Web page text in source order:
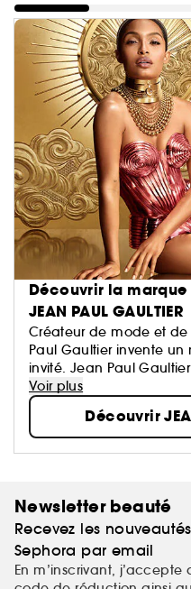
Découvrir la marque
JEAN PAUL GAULTIER
Créateur de mode et de
Paul Gaultier invente
invité. Jean Paul
diversité et du mélange
réjouissants de son
Voir plus
Découvrir
Newsletter beauté
Recevez les
Sephora par email
En m’inscrivant,